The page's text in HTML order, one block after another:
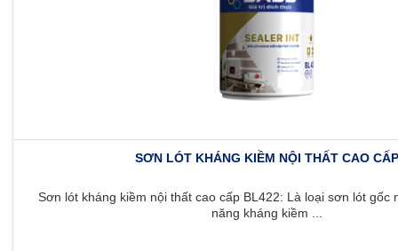
SƠN LÓT KHÁNG KIỀM NỘI THẤT CAO CẤP
Sơn lót kháng kiềm nội thất cao cấp BL422: Là loại sơn lót gốc
năng kháng kiềm ...